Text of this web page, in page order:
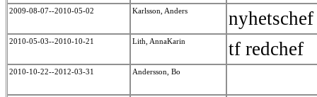
2009-08-07--2010-05-02 Karlsson, Anders
2010-05-03--2010-10-21 Lith, AnnaKarin tf redchef
2010-10-22--2012-03-31 Andersson, Bo